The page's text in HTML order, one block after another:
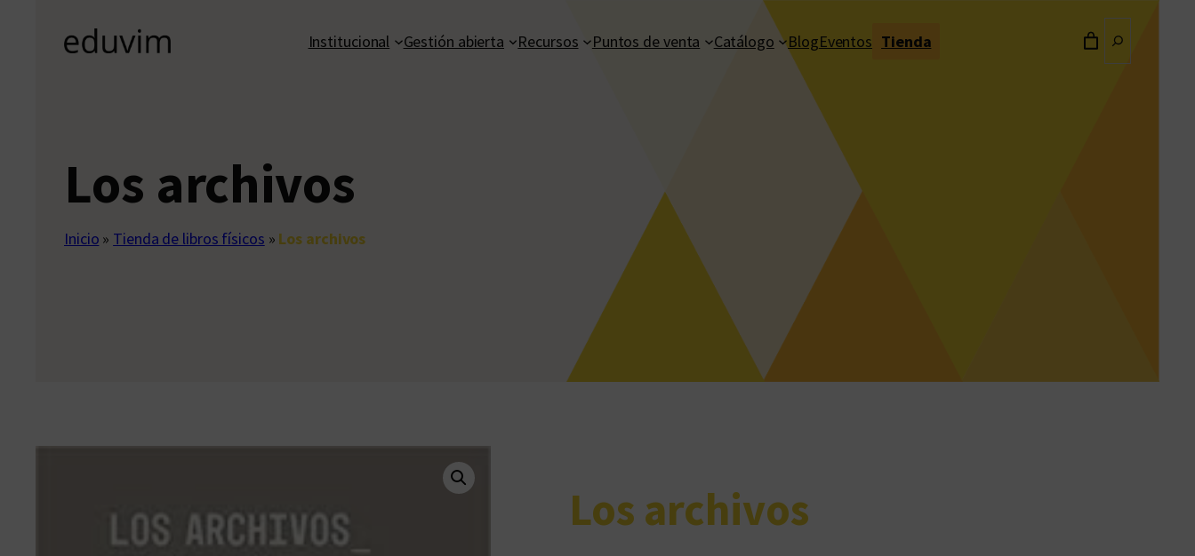
Institucional Gestión abierta Recursos Puntos de venta Catálogo BlogEventos Tienda
Los archivos
Inicio » Tienda de libros físicos » Los archivos
Los archivos